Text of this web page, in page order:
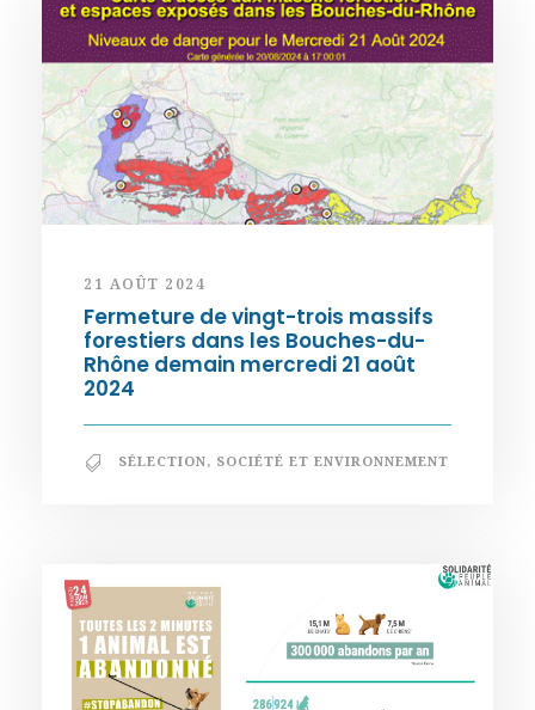
21 AOÛT 2024
Fermeture de vingt-trois massifs
forestiers dans les Bouches-du-
Rhône demain mercredi 21 août
2024
SÉLECTION, SOCIÉTÉ ET ENVIRONNEMENT